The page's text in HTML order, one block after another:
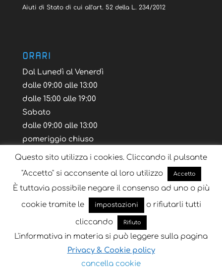
Aiuti di Stato di cui all’art. 52 della L. 234/2012
ORARI
Dal Lunedì al Venerdì
dalle 09:00 alle 13:00
dalle 15:00 alle 19:00
Sabato
dalle 09:00 alle 13:00
pomeriggio chiuso
Blog Tutorial Layout Volantino
Progettato daKey Seven| Sviluppato da
Seven
Questo sito utilizza i cookies. Cliccando il pulsante
"Accetto" si acconsente al loro utilizzo
Accetto
È tuttavia possibile negare il consenso ad uno o più
cookie tramite le
impostazioni o rifiutarli tutti
cliccando Rifiuto
L'informativa in materia si può leggere sulla pagina
Privacy & Cookie policy
cancella cookie